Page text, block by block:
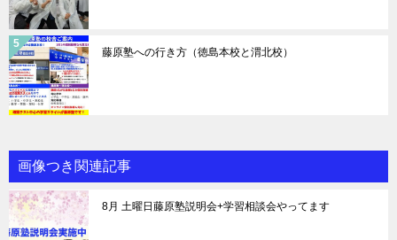
藤原塾への行き方（徳島本校と渭北校）
画像つき関連記事
8月 土曜日藤原塾説明会+学習相談会やってます